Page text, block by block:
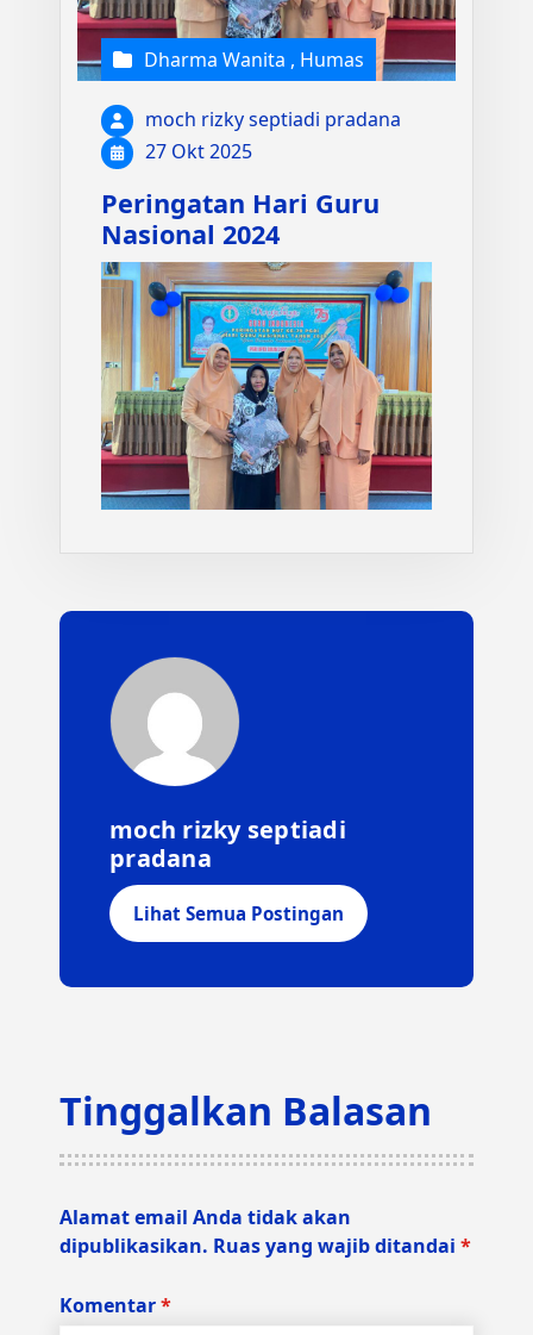
Dharma Wanita , Humas
moch rizky septiadi pradana
27 Okt 2025
Peringatan Hari Guru
Nasional 2024
moch rizky septiadi
pradana
Lihat Semua Postingan
Tinggalkan Balasan
Alamat email Anda tidak akan
dipublikasikan. Ruas yang wajib ditandai *
Komentar*